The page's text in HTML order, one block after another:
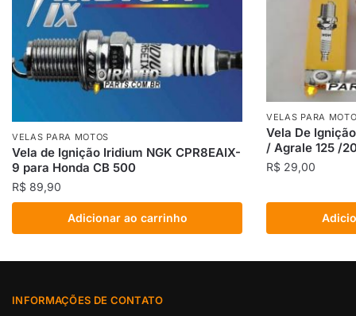
VELAS PARA MOTOS
Vela de Ignição Iridium NGK CPR8EAIX-
9 para Honda CB 500
R$ 89,90
Adicionar ao carrinho
VELAS PARA
Vela De
/ Agrale 125 /
R$ 29,00
INFORMAÇÕES DE CONTATO